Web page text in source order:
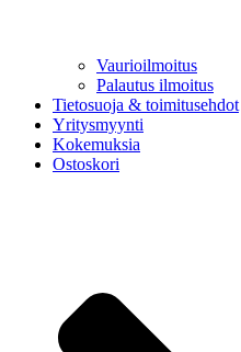
Vaurioilmoitus
Palautus ilmoitus
Tietosuoja & toimitusehdot
Yritysmyynti
Kokemuksia
Ostoskori